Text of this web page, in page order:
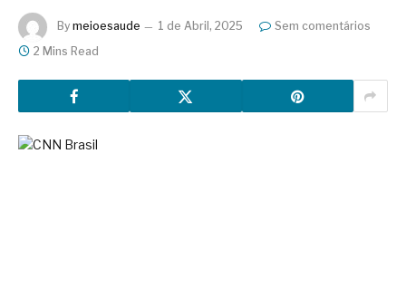
By meioesaude 1 de Abril, 2025
Sem comentários
2 Mins Read